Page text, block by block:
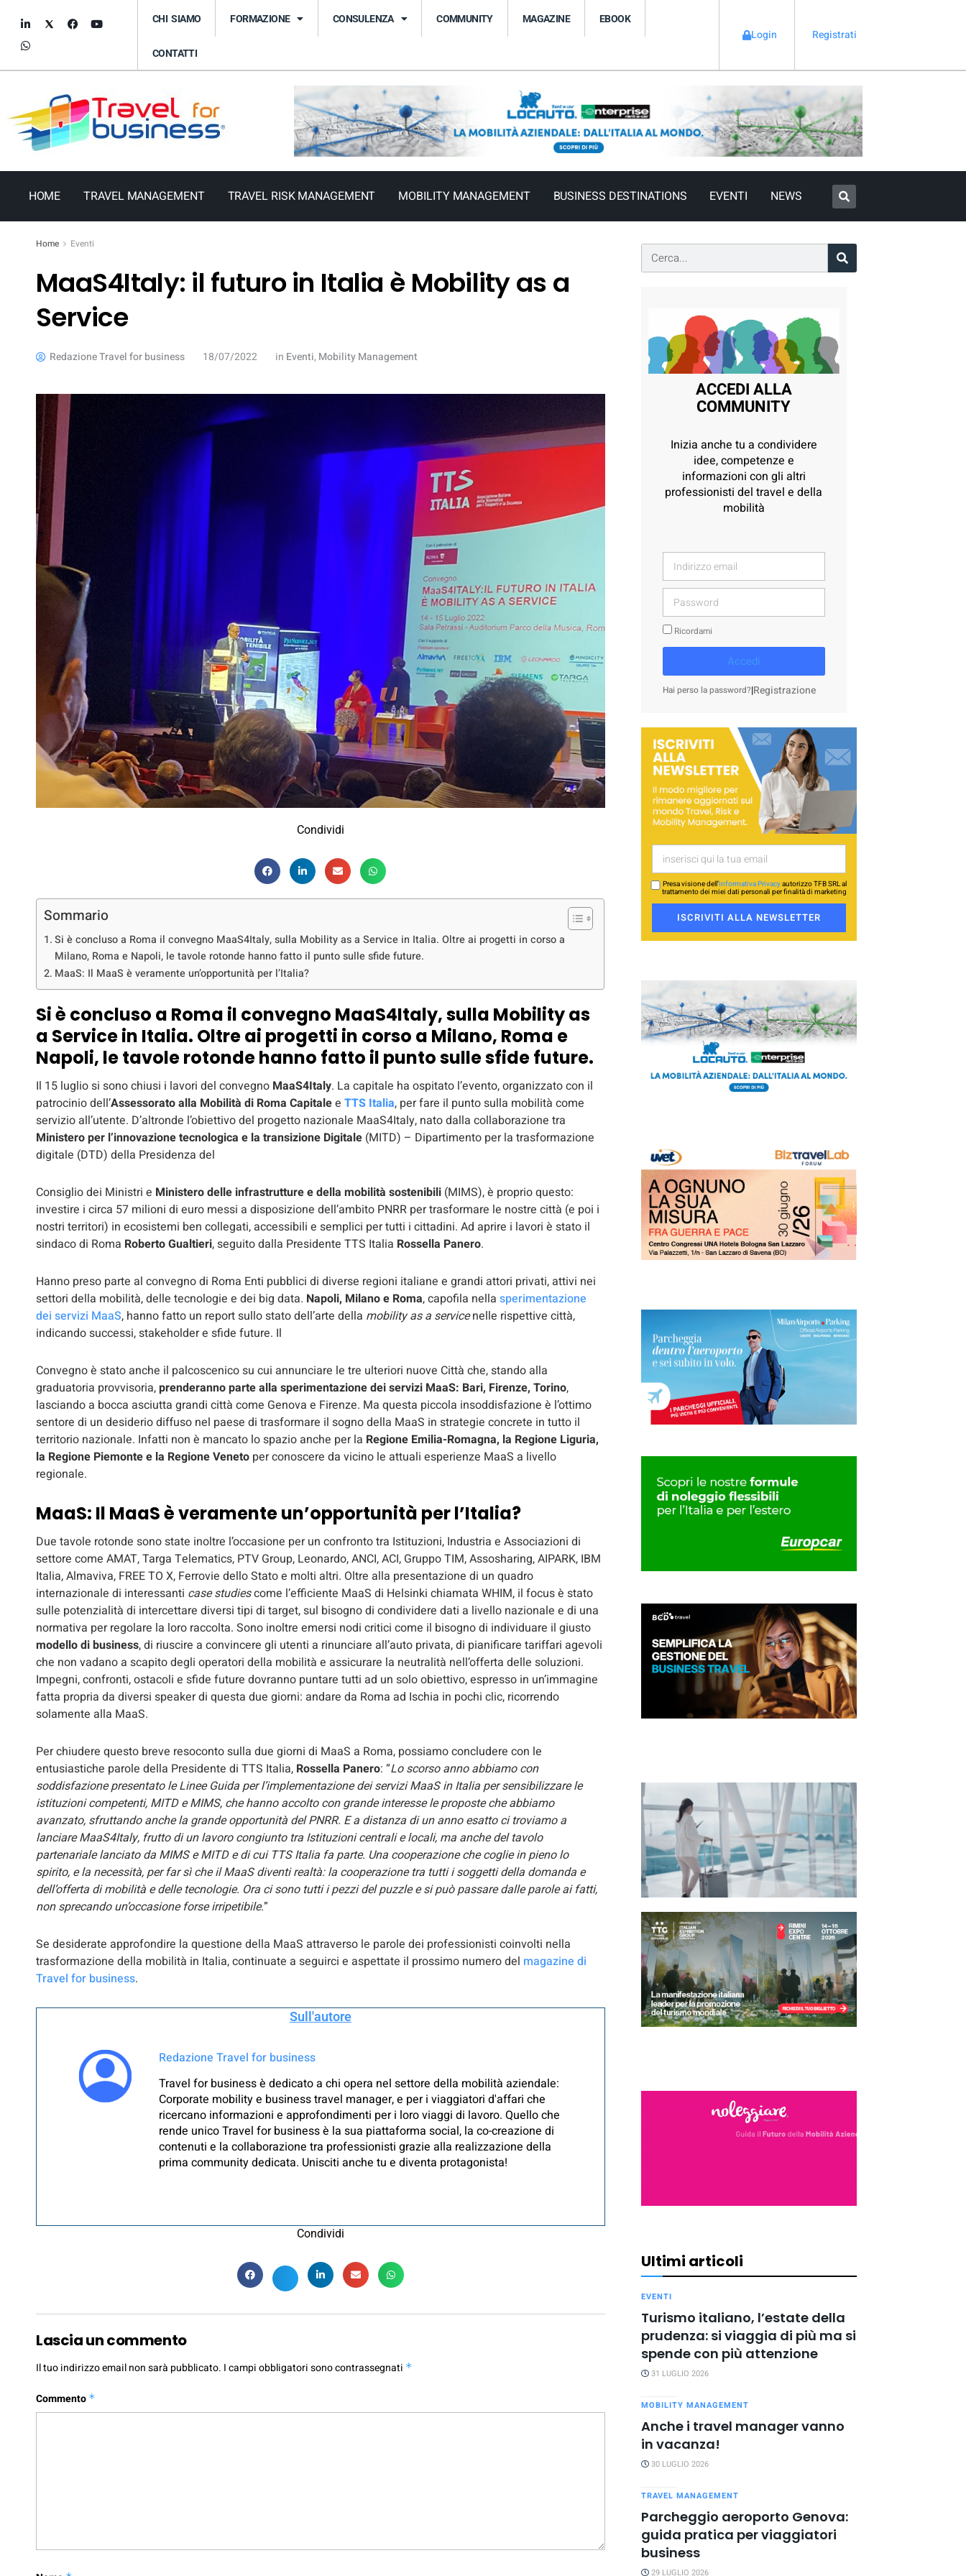
CHI SIAMO FORMAZIONE CONSULENZA COMMUNITY MAGAZINE EBOOK
CONTATTI
Login Registrati
HOME TRAVEL MANAGEMENT TRAVEL RISK MANAGEMENT MOBILITY MANAGEMENT BUSINESS DESTINATIONS EVENTI NEWS
Home Eventi
MaaS4Italy: il futuro in Italia è Mobility as a
Service
Redazione Travel for business 18/07/2022 in Eventi, Mobility Management
Condividi
Sommario
Si è concluso a Roma il convegno MaaS4Italy, sulla Mobility as a Service in Italia. Oltre ai progetti in corso a
Milano, Roma e Napoli, le tavole rotonde hanno fatto il punto sulle sfide future.
MaaS: Il MaaS è veramente un’opportunità per l’Italia?
Si è concluso a Roma il convegno MaaS4Italy, sulla Mobility as
a Service in Italia. Oltre ai progetti in corso a Milano, Roma e
Napoli, le tavole rotonde hanno fatto il punto sulle sfide future.
Il 15 luglio si sono chiusi i lavori del convegno MaaS4Italy. La capitale ha ospitato l’evento, organizzato con il
patrocinio dell’Assessorato alla Mobilità di Roma Capitalee TTS Italia, per fare il punto sulla mobilità come
servizio all’utente. D’altronde l’obiettivo del progetto nazionale MaaS4Italy, nato dalla collaborazione tra
Ministero per l’innovazione tecnologica e la transizione Digitale (MITD) – Dipartimento per la trasformazione
digitale (DTD) della Presidenza del
Consiglio dei Ministri e Ministero delle infrastrutture e della mobilità sostenibili (MIMS), è proprio questo:
investire i circa 57 milioni di euro messi a disposizione dell’ambito PNRR per trasformare le nostre città (e poi i
nostri territori) in ecosistemi ben collegati, accessibili e semplici per tutti i cittadini. Ad aprire i lavori è stato il
sindaco di Roma Roberto Gualtieri, seguito dalla Presidente TTS Italia Rossella Panero.
Hanno preso parte al convegno di Roma Enti pubblici di diverse regioni italiane e grandi attori privati, attivi nei
settori della mobilità, delle tecnologie e dei big data. Napoli, Milano e Roma, capofila nella sperimentazione
dei servizi MaaS, hanno fatto un report sullo stato dell’arte della mobility as a servicenelle rispettive città,
indicando successi, stakeholder e sfide future. Il
Convegno è stato anche il palcoscenico su cui annunciare le tre ulteriori nuove Città che, stando alla
graduatoria provvisoria,prenderanno parte alla sperimentazione dei servizi MaaS: Bari, Firenze, Torino,
lasciando a bocca asciutta grandi città come Genova e Firenze. Ma questa piccola insoddisfazione è l’ottimo
sentore di un desiderio diffuso nel paese di trasformare il sogno della MaaS in strategie concrete in tutto il
territorio nazionale. Infatti non è mancato lo spazio anche per la Regione Emilia-Romagna, la Regione Liguria,
la Regione Piemonte e la Regione Veneto perconoscere da vicino le attuali esperienze MaaS a livello
regionale.
MaaS: Il MaaS è veramente un’opportunità per l’Italia?
Due tavole rotonde sono state inoltre l’occasione per un confronto tra Istituzioni, Industria e Associazioni di
settore come AMAT, Targa Telematics, PTV Group, Leonardo, ANCI, ACI, Gruppo TIM, Assosharing, AIPARK, IBM
Italia, Almaviva, FREE TO X, Ferrovie dello Stato e molti altri. Oltre alla presentazione di un quadro
internazionale di interessanti case studiescome l’efficiente MaaS di Helsinki chiamata WHIM, il focus è stato
sulle potenzialità di intercettare diversi tipi di target, sul bisogno di condividere dati a livello nazionale e di una
normativa per regolare la loro raccolta. Sono inoltre emersi nodi critici come il bisogno di individuare il giusto
modello di business, di riuscire a convincere gli utenti a rinunciare all’auto privata, di pianificare tariffari agevoli
che non vadano a scapito degli operatori della mobilità e assicurare la neutralità nell’offerta delle soluzioni.
Impegni, confronti, ostacoli e sfide future dovranno puntare tutti ad un solo obiettivo, espresso in un’immagine
fatta propria da diversi speaker di questa due giorni: andare da Roma ad Ischia in pochi clic, ricorrendo
solamente alla MaaS.
Per chiudere questo breve resoconto sulla due giorni di MaaS a Roma, possiamo concludere con le
entusiastiche parole della Presidente di TTS Italia, Rossella Panero: “Lo scorso anno abbiamo con
soddisfazione presentato le Linee Guida per l’implementazione dei servizi MaaS in Italia per sensibilizzare le
istituzioni competenti, MITD e MIMS, che hanno accolto con grande interesse le proposte che abbiamo
avanzato, sfruttando anche la grande opportunità del PNRR. E a distanza di un anno esatto ci troviamo a
lanciare MaaS4Italy, frutto di un lavoro congiunto tra Istituzioni centrali e locali, ma anche del tavolo
partenariale lanciato da MIMS e MITD e di cui TTS Italia fa parte. Una cooperazione che coglie in pieno lo
spirito, e la necessità, per far sì che il MaaS diventi realtà: la cooperazione tra tutti i soggetti della domanda e
dell’offerta di mobilità e delle tecnologie. Ora ci sono tutti i pezzi del puzzle e si può passare dalle parole ai fatti,
non sprecando un’occasione forse irripetibile.”
Se desiderate approfondire la questione della MaaS attraverso le parole dei professionisti coinvolti nella
trasformazione della mobilità in Italia, continuate a seguirci e aspettate il prossimo numero del magazine di
Travel for business.
Sull'autore
Redazione Travel for business
Travel for business è dedicato a chi opera nel settore della mobilità aziendale:
Corporate mobility e business travel manager, e per i viaggiatori d'affari che
ricercano informazioni e approfondimenti per i loro viaggi di lavoro. Quello che
rende unico Travel for business è la sua piattaforma social, la co-creazione di
contenuti e la collaborazione tra professionisti grazie alla realizzazione della
prima community dedicata. Unisciti anche tu e diventa protagonista!
Condividi
Lascia un commento
Il tuo indirizzo email non sarà pubblicato. I campi obbligatori sono contrassegnati *
Commento *
ACCEDI ALLA
COMMUNITY
Inizia anche tu a condividere
idee, competenze e
informazioni con gli altri
professionisti del travel e della
mobilità
Ricordami
Accedi
Hai perso la password?|Registrazione
Presa visione dell’Informativa Privacyautorizzo TFB SRL al
trattamento dei miei dati personali per finalità di marketing
ISCRIVITI ALLA NEWSLETTER
Ultimi articoli
EVENTI
Turismo italiano, l’estate della
prudenza: si viaggia di più ma si
spende con più attenzione
31 LUGLIO 2026
MOBILITY MANAGEMENT
Anche i travel manager vanno
in vacanza!
30 LUGLIO 2026
TRAVEL MANAGEMENT
Parcheggio aeroporto Genova:
guida pratica per viaggiatori
business
29 LUGLIO 2026